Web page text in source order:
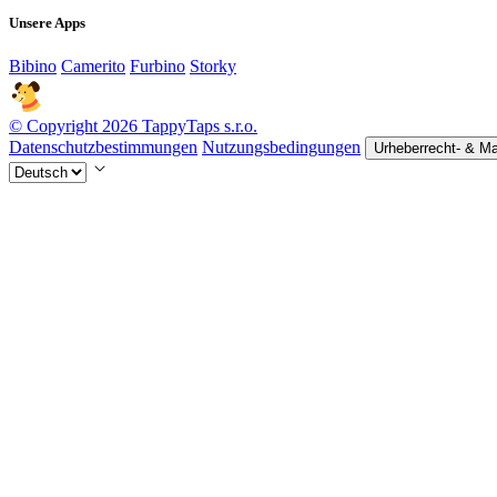
Unsere Apps
Bibino Camerito Furbino Storky
© Copyright 2026 TappyTaps s.r.o.
Datenschutzbestimmungen Nutzungsbedingungen Urheberrecht- &